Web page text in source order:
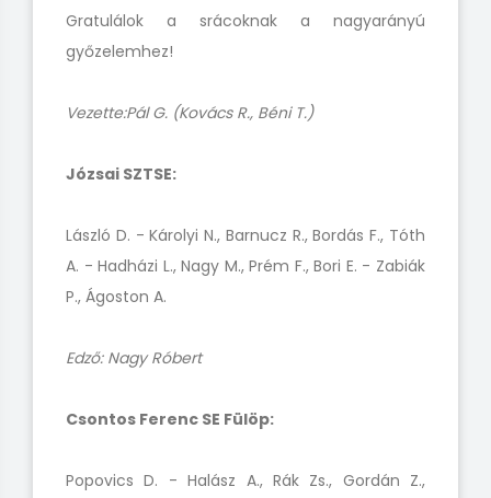
Gratulálok a srácoknak a nagyarányú
győzelemhez!
Vezette:Pál G. (Kovács R., Béni T.)
Józsai SZTSE:
László D. - Károlyi N., Barnucz R., Bordás F., Tóth
A. - Hadházi L., Nagy M., Prém F., Bori E. - Zabiák
P., Ágoston A.
Edző: Nagy Róbert
Csontos Ferenc SE Fülöp:
Popovics D. - Halász A., Rák Zs., Gordán Z.,